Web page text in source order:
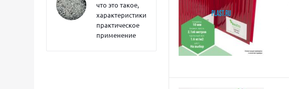
что это такое,
характеристики,
практическое
применение